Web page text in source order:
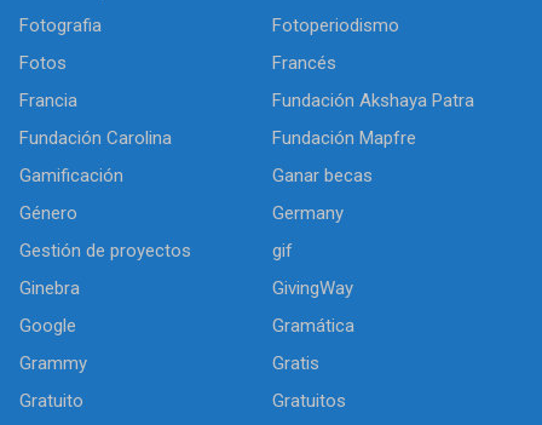
Fotografia
Fotoperiodismo
Fotos
Francés
Francia
Fundación Akshaya Patra
Fundación Carolina
Fundación Mapfre
Gamificación
Ganar becas
Género
Germany
Gestión de proyectos
gif
Ginebra
GivingWay
Google
Gramática
Grammy
Gratis
Gratuito
Gratuitos